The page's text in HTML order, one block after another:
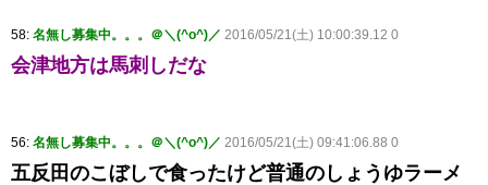
58: 名無し募集中。。。＠＼(^o^)／ 2016/05/21(土) 10:00:39.12 0
会津地方は馬刺しだな
56: 名無し募集中。。。＠＼(^o^)／ 2016/05/21(土) 09:41:06.88 0
五反田のこぼしで食ったけど普通のしょうゆラーメ